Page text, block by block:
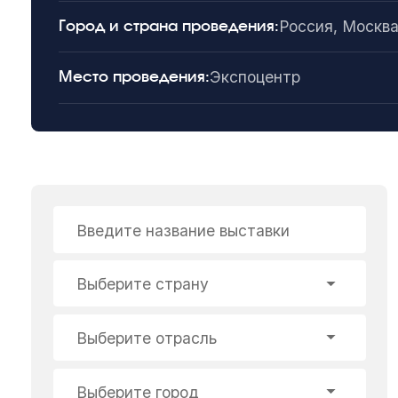
Город и страна проведения:Россия,
Место проведения:Экспоцентр
Введите название выставки
Выберите страну
Выберите отрасль
Выберите город